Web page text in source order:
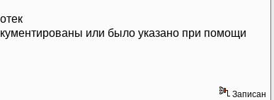
или было указано при помощи
Записан